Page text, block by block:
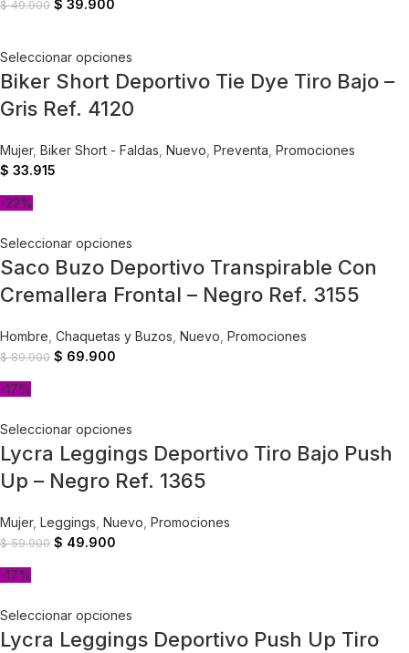
$49.900 $ 39.900
Seleccionar opciones
Biker Short Deportivo Tie Dye Tiro Bajo –
Gris Ref. 4120
Mujer, Biker Short - Faldas Nuevo Preventa Promociones
$ 33.915
-22%
Seleccionar opciones
Saco Buzo Deportivo Transpirable Con
Cremallera Frontal – Negro Ref. 3155
Hombre Chaquetas y Buzos Nuevo Promociones
$89.900 $ 69.900
-17%
Seleccionar opciones
Lycra Leggings Deportivo Tiro Bajo Push
Up – Negro Ref. 1365
Mujer, Leggings Nuevo Promociones
$59.900 $ 49.900
-17%
Seleccionar opciones
Lycra Leggings Deportivo Push Up Tiro